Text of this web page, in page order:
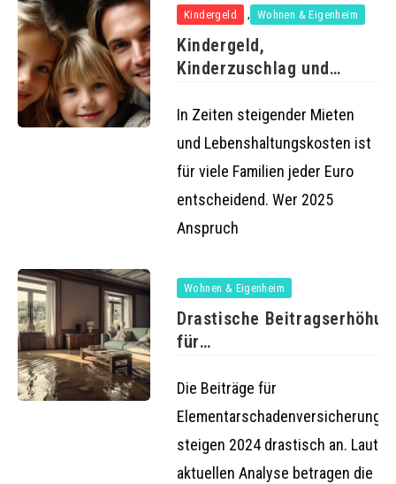
Kindergeld , Wohnen & Eigenheim
Kindergeld,
Kinderzuschlag und
Familien
In Zeiten steigender Mieten
und Lebenshaltungskosten ist
für viele Familien jeder Euro
entscheidend. Wer 2025
Anspruch
Wohnen & Eigenheim
Drastische
für
2024
Die Beiträge für
Elementarschadenversicherungen
steigen 2024 drastisch an. Laut
aktuellen Analyse betragen die